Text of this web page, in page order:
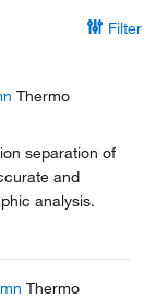
Filter
Thermo
separation of
and
analysis.
Thermo